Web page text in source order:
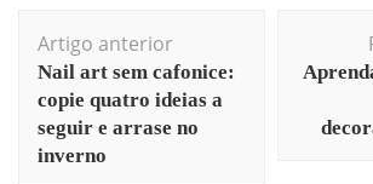
Artigo anterior
Nail art sem cafonice:
copie quatro ideias a
seguir e arrase no
inverno